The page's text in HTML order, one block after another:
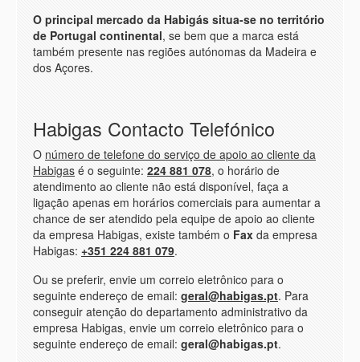
O principal mercado da Habigás situa-se no território
de Portugal continental, se bem que a marca está
também presente nas regiões autónomas da Madeira e
dos Açores.
Habigas Contacto Telefónico
O número de telefone do serviço de apoio ao cliente da
Habigas é o seguinte: 224 881 078, o horário de
atendimento ao cliente não está disponível, faça a
ligação apenas em horários comerciais para aumentar a
chance de ser atendido pela equipe de apoio ao cliente
da empresa Habigas, existe também o Fax da empresa
Habigas: +351 224 881 079.
Ou se preferir, envie um correio eletrônico para o
seguinte endereço de email: geral@habigas.pt. Para
conseguir atenção do departamento administrativo da
empresa Habigas, envie um correio eletrônico para o
seguinte endereço de email: geral@habigas.pt.